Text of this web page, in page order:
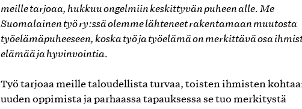
meille tarjoaa, hukkuu ongelmiin keskittyvän puheen alle. Me
Suomalainen työ ry:ssä olemme lähteneet rakentamaan muutosta
työelämäpuheeseen, koska työ ja työelämä on merkittävä osa
elämää ja hyvinvointia.
Työ tarjoaa meille taloudellista turvaa, toisten ihmisten
uuden oppimista ja parhaassa tapauksessa se tuo merkitystä